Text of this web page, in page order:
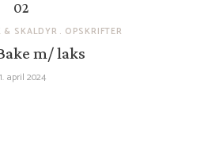
& SKALDYR OPSKRIFTER
m/ laks
april 2024